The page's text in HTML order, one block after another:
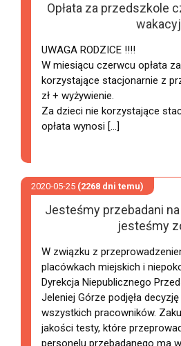
Opłata za przedszkole
UWAGA RODZICE !!!!
W miesiącu czerwcu opłata
korzystające stacjonarnie z
zł + wyżywienie.
Za dzieci nie korzystające
opłata wynosi [...]
Jesteśmy przebadani
jesteśmy
2020-05-25 (2268 dni temu)
W związku z
placówkach miejskich i
Dyrekcja Niepublicznego
Jeleniej Górze podjęła
wszystkich pracowników.
jakości testy, które
personelu przebadanego ma